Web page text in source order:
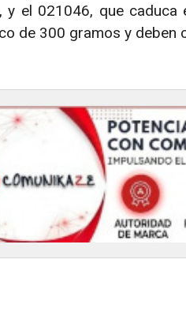
y el 021046, que
de 300 gramos y deben